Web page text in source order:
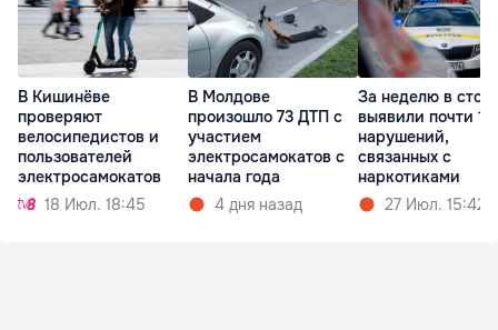
В Кишинёве
проверяют
велосипедистов и
пользователей
электросамокатов
18 Июл. 18:45
В Молдове
произошло 73 ДТП с
участием
электросамокатов с
начала года
4 дня назад
За неделю в
выявили почти
нарушений,
связанных с
наркотиками
27 Июл. 15:42